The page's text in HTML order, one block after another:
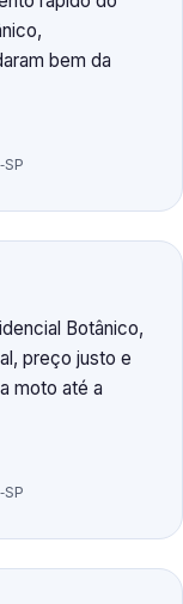
bem da
Botânico,
preço justo e
moto até a